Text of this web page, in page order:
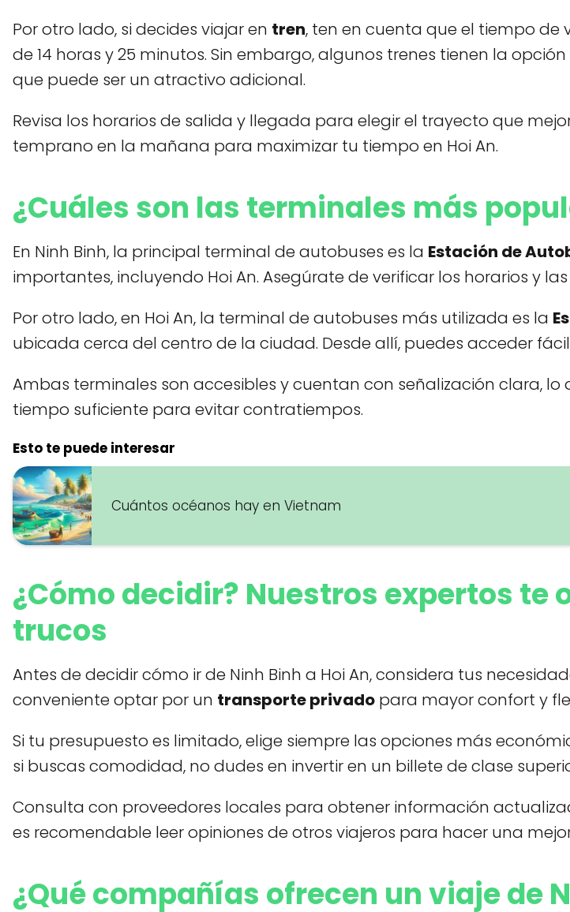
Por otro lado, si decides viajar en tren, ten en cuenta que el tiempo
de 14 horas y 25 minutos. Sin embargo, algunos trenes tienen la
que puede ser un atractivo adicional.
Revisa los horarios de salida y llegada para elegir el trayecto que
temprano en la mañana para maximizar tu tiempo en Hoi An.
¿Cuáles son las terminales más
En Ninh Binh, la principal terminal de autobuses es la Estación de
importantes, incluyendo Hoi An. Asegúrate de verificar los horarios y
Por otro lado, en Hoi An, la terminal de autobuses más utilizada es la
ubicada cerca del centro de la ciudad. Desde allí, puedes acceder
Ambas terminales son accesibles y cuentan con señalización clara,
tiempo suficiente para evitar contratiempos.
Esto te puede interesar
Cuántos océanos hay en Vietnam
¿Cómo decidir? Nuestros expertos te
trucos
Antes de decidir cómo ir de Ninh Binh a Hoi An, considera tus
conveniente optar por un transporte privado para mayor confort y
Si tu presupuesto es limitado, elige siempre las opciones más
si buscas comodidad, no dudes en invertir en un billete de clase
Consulta con proveedores locales para obtener información
es recomendable leer opiniones de otros viajeros para hacer una
¿Qué compañías ofrecen un viaje de